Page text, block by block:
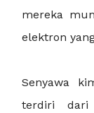
mereka
elektron
Senyawa
terdiri dari